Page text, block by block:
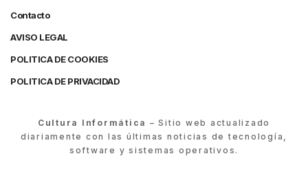
Contacto
AVISO LEGAL
POLITICA DE COOKIES
POLITICA DE PRIVACIDAD
Cultura Informática – Sitio web actualizado
diariamente con las últimas noticias de tecnología,
software y sistemas operativos.